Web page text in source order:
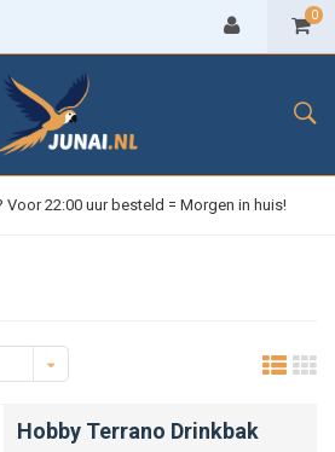
0
22:00 uur besteld = Morgen in huis!
Hobby Terrano Drinkbak